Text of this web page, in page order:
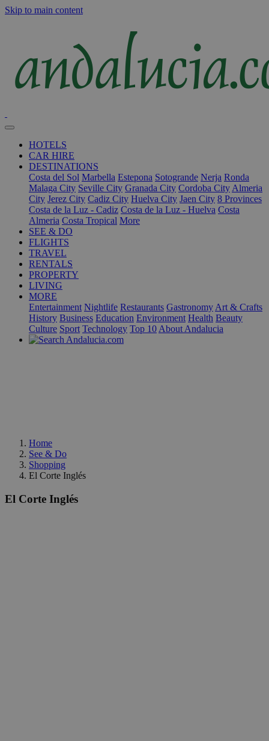
Skip to main content
HOTELS
CAR HIRE
DESTINATIONS
Costa del Sol Marbella Estepona Sotogrande Nerja Ronda
Malaga City Seville City Granada City Cordoba City Almeria
City Jerez City Cadiz City Huelva City Jaen City 8 Provinces
Costa de la Luz - Cadiz Costa de la Luz - Huelva Costa
Almeria Costa Tropical More
SEE & DO
FLIGHTS
TRAVEL
RENTALS
PROPERTY
LIVING
MORE
Entertainment Nightlife Restaurants Gastronomy Art & Crafts
History Business Education Environment Health Beauty
Culture Sport Technology Top 10 About Andalucia
Home
See & Do
Shopping
El Corte Inglés
El Corte Inglés